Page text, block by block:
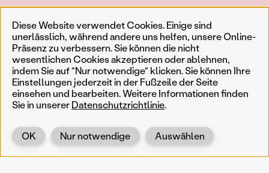
Diese Website verwendet Cookies. Einige sind
unerlässlich, während andere uns helfen, unsere Online-
Präsenz zu verbessern. Sie können die nicht
wesentlichen Cookies akzeptieren oder ablehnen,
indem Sie auf "Nur notwendige" klicken. Sie können Ihre
Einstellungen jederzeit in der Fußzeile der Seite
einsehen und bearbeiten. Weitere Informationen finden
Sie in unsererDatenschutzrichtlinie.
Auswählen
Nur notwendige
OK